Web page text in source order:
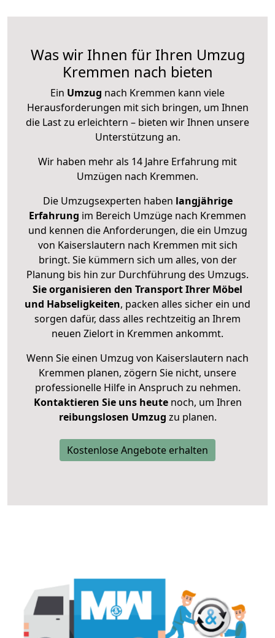
Was wir Ihnen für Ihren Umzug
Kremmen nach bieten
Ein Umzug nach Kremmen kann viele
Herausforderungen mit sich bringen, um Ihnen
die Last zu erleichtern – bieten wir Ihnen unsere
Unterstützung an.
Wir haben mehr als 14 Jahre Erfahrung mit
Umzügen nach Kremmen.
Die Umzugsexperten haben langjährige
Erfahrung im Bereich Umzüge nach Kremmen
und kennen die Anforderungen, die ein Umzug
von Kaiserslautern nach Kremmen mit sich
bringt. Sie kümmern sich um alles, von der
Planung bis hin zur Durchführung des Umzugs.
Sie organisieren den Transport Ihrer Möbel
und Habseligkeiten, packen alles sicher ein und
sorgen dafür, dass alles rechtzeitig an Ihrem
neuen Zielort in Kremmen ankommt.
Wenn Sie einen Umzug von Kaiserslautern nach
Kremmen planen, zögern Sie nicht, unsere
professionelle Hilfe in Anspruch zu nehmen.
Kontaktieren Sie uns heutenoch, um Ihren
reibungslosen Umzug zu planen.
Kostenlose Angebote erhalten